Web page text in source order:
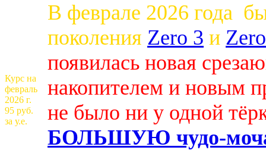
Курс на
февраль
2026 г.
95 руб.
за у.е.
В феврале 2026 года
поколения Zero 3 и
появилась новая
накопителем и новым
не было ни у одной
БОЛЬШУЮ чудо-